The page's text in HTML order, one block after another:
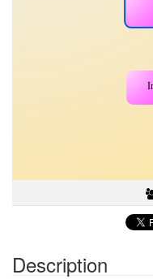
Description